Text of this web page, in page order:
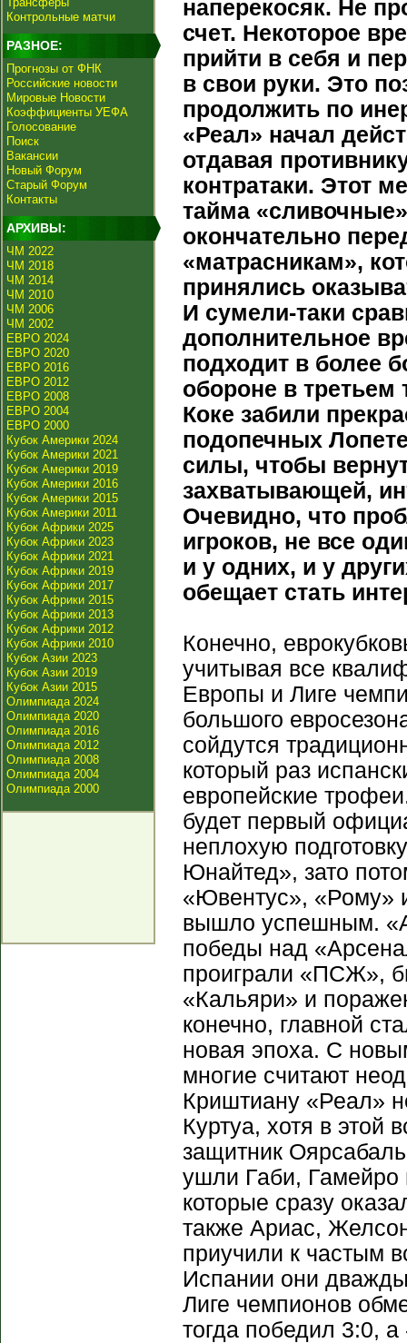
Контрольные матчи
РАЗНОЕ:
Прогнозы от ФНК
Российские новости
Мировые Новости
Коэффициенты УЕФА
Голосование
Поиск
Вакансии
Новый Форум
Старый Форум
Контакты
АРХИВЫ:
ЧМ 2022
ЧМ 2018
ЧМ 2014
ЧМ 2010
ЧМ 2006
ЧМ 2002
ЕВРО 2024
ЕВРО 2020
ЕВРО 2016
ЕВРО 2012
ЕВРО 2008
ЕВРО 2004
ЕВРО 2000
Кубок Америки 2024
Кубок Америки 2021
Кубок Америки 2019
Кубок Америки 2016
Кубок Америки 2015
Кубок Америки 2011
Кубок Африки 2025
Кубок Африки 2023
Кубок Африки 2021
Кубок Африки 2019
Кубок Африки 2017
Кубок Африки 2015
Кубок Африки 2013
Кубок Африки 2012
Кубок Африки 2010
Кубок Азии 2023
Кубок Азии 2019
Кубок Азии 2015
Олимпиада 2024
Олимпиада 2020
Олимпиада 2016
Олимпиада 2012
Олимпиада 2008
Олимпиада 2004
Олимпиада 2000
наперекосяк. Не
счет. Некоторое
прийти в себя и
в свои руки. Это
продолжить по
«Реал» начал
отдавая
контратаки. Этот
тайма
окончательно
«матрасникам»,
принялись
И сумели-таки
дополнительное
подходит в более
обороне в
Коке забили
подопечных
силы, чтобы
захватывающей,
Очевидно, что
игроков, не все
и у одних, и у
обещает стать
Конечно,
учитывая все
Европы и Лиге
большого
сойдутся
который раз
европейские
будет первый
неплохую
Юнайтед», зато
«Ювентус», «Рому»
вышло успешным.
победы над
проиграли «ПСЖ»,
«Кальяри» и
конечно, главной
новая эпоха. С
многие считают
Криштиану «Реал»
Куртуа, хотя в этой
защитник
ушли Габи, Гамейро
которые сразу
также Ариас,
приучили к частым
Испании они
Лиге чемпионов
тогда победил 3:0, а